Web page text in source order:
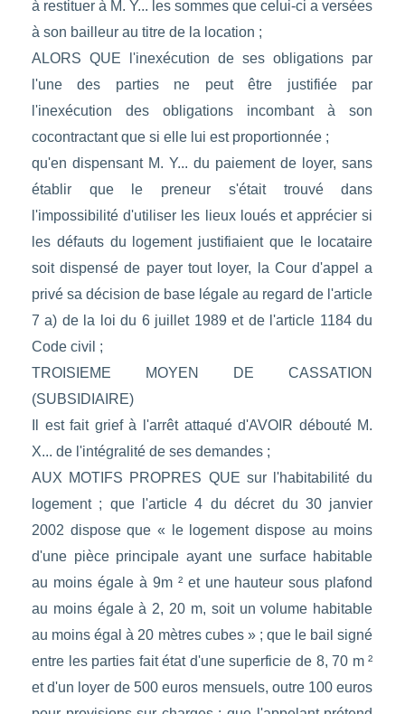
à restituer à M. Y... les sommes que celui-ci a versées
à son bailleur au titre de la location ;
ALORS QUE l'inexécution de ses obligations par
l'une des parties ne peut être justifiée par
l'inexécution des obligations incombant à son
cocontractant que si elle lui est proportionnée ;
qu'en dispensant M. Y... du paiement de loyer, sans
établir que le preneur s'était trouvé dans
l'impossibilité d'utiliser les lieux loués et apprécier si
les défauts du logement justifiaient que le locataire
soit dispensé de payer tout loyer, la Cour d'appel a
privé sa décision de base légale au regard de l'article
7 a) de la loi du 6 juillet 1989 et de l'article 1184 du
Code civil ;
TROISIEME MOYEN DE CASSATION
(SUBSIDIAIRE)
Il est fait grief à l'arrêt attaqué d'AVOIR débouté M.
X... de l'intégralité de ses demandes ;
AUX MOTIFS PROPRES QUE sur l'habitabilité du
logement ; que l'article 4 du décret du 30 janvier
2002 dispose que « le logement dispose au moins
d'une pièce principale ayant une surface habitable
au moins égale à 9m ² et une hauteur sous plafond
au moins égale à 2, 20 m, soit un volume habitable
au moins égal à 20 mètres cubes » ; que le bail signé
entre les parties fait état d'une superficie de 8, 70 m ²
et d'un loyer de 500 euros mensuels, outre 100 euros